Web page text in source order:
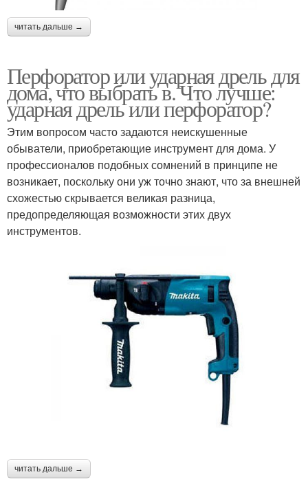
читать дальше →
Перфоратор или ударная дрель для
дома, что выбрать в. Что лучше:
ударная дрель или перфоратор?
Этим вопросом часто задаются неискушенные
обыватели, приобретающие инструмент для дома. У
профессионалов подобных сомнений в принципе не
возникает, поскольку они уж точно знают, что за внешней
схожестью скрывается великая разница,
предопределяющая возможности этих двух
инструментов.
читать дальше →